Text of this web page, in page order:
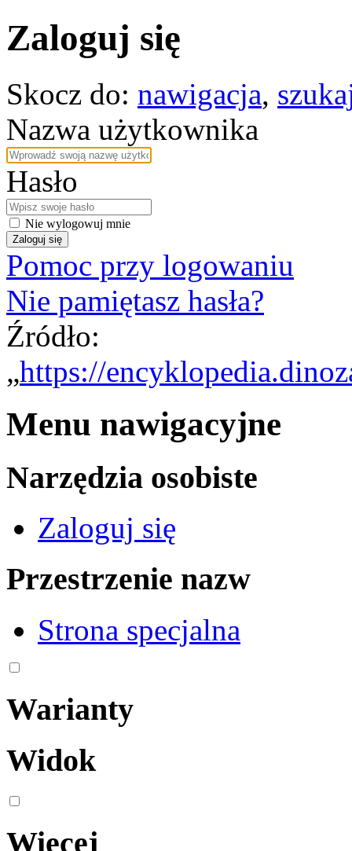
Zaloguj się
Skocz do: nawigacja,
Nazwa użytkownika
Hasło
Nie wylogowuj mnie
Zaloguj się
Pomoc przy logowaniu
Nie pamiętasz hasła?
Źródło:
„https://
Menu nawigacyjne
Narzędzia osobiste
Zaloguj się
Przestrzenie nazw
Strona specjalna
Warianty
Widok
Więcej